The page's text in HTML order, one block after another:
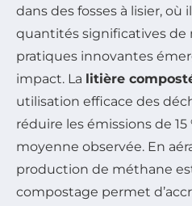
dans des fosses à lisier,
quantités significatives de
pratiques innovantes
impact. La litière
utilisation efficace des
réduire les émissions de 15
moyenne observée. En
production de méthane
compostage permet